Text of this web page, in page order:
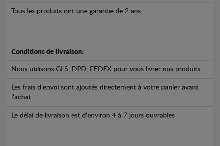
Tous les produits ont une garantie de 2 ans.
Conditions de livraison:
Nous utilisons GLS, DPD, FEDEX pour vous livrer nos produits.
Les frais d'envoi sont ajoutés directement à votre panier avant
l'achat.
Le délai de livraison est d'environ 4 à 7 jours ouvrables